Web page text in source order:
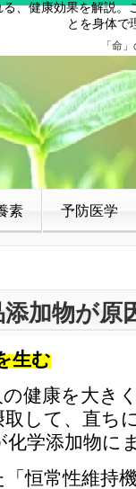
、健康効果を解説
とを身体で
「命
素 予防医学
加物が原
生む
健康を大き
して、直ち
学添加物に
恒常性維持